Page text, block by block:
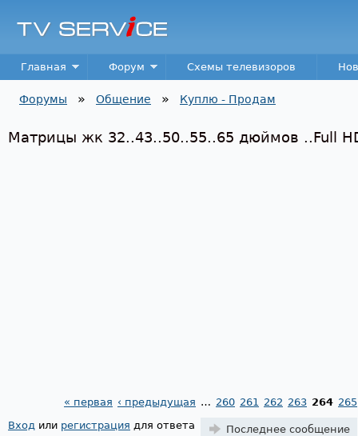
TV
Service
Main menu
Главная Форум Схемы телевизоров
Форумы » Общение » Куплю - Продам
Матрицы жк 32..43..50..55..65 дюймов ..Full
Страницы
« первая ‹ предыдущая … 260 261 262 263 264 265
Вход или регистрация для ответа Последнее сообщение